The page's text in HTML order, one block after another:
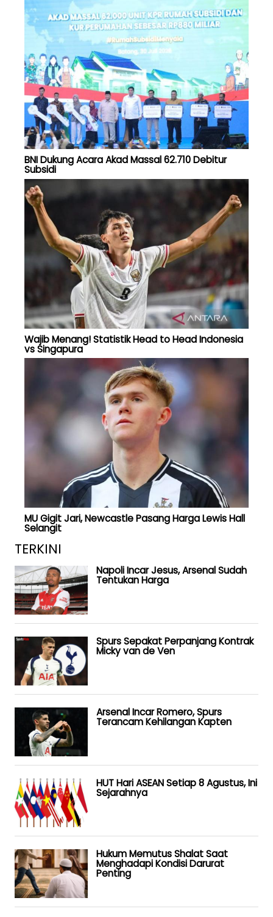
BNI Dukung Acara Akad Massal 62.710 Debitur
Subsidi
Wajib Menang! Statistik Head to Head Indonesia
vs Singapura
MU Gigit Jari, Newcastle Pasang Harga Lewis Hall
Selangit
TERKINI
Napoli Incar Jesus, Arsenal Sudah
Tentukan Harga
Spurs Sepakat Perpanjang Kontrak
Micky van de Ven
Arsenal Incar Romero, Spurs
Terancam Kehilangan Kapten
HUT Hari ASEAN Setiap 8 Agustus, Ini
Sejarahnya
Hukum Memutus Shalat Saat
Menghadapi Kondisi Darurat
Penting